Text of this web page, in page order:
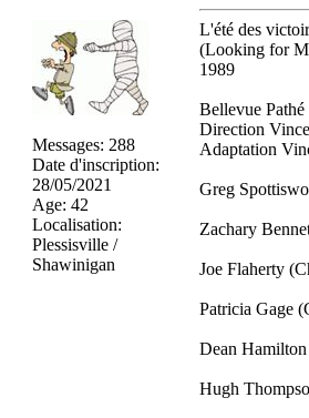
Messages: 288
Date d'inscription:
28/05/2021
Age: 42
Localisation:
Plessisville /
Shawinigan
L'été des
(Looking for
1989
Bellevue Pathé
Direction
Adaptation
Greg
Zachary
Joe Flaherty
Patricia Gage
Dean
Hugh